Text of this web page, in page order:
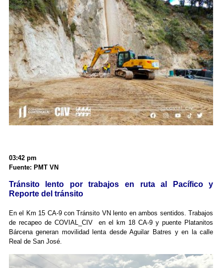
03:42 pm
Fuente: PMT VN
Tránsito lento por trabajos en ruta al Pacífico y
Reporte del tránsito
En el Km 15 CA-9 con Tránsito VN lento en ambos sentidos. Trabajos
de recapeo de COVIAL_CIV en el km 18 CA-9 y puente Platanitos
Bárcena generan movilidad lenta desde Aguilar Batres y en la calle
Real de San José.